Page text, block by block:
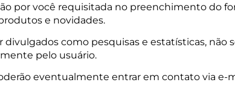
por você requisitada no preenchimento do
e novidades.
divulgados como pesquisas e estatísticas,
pelo usuário.
eventualmente entrar em contato via e-